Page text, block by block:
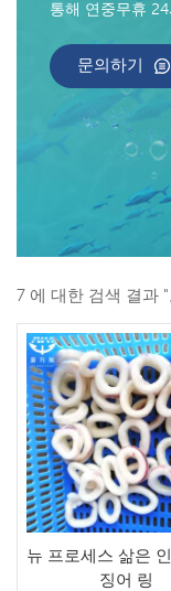
통해 연중무휴 24
문의하기
7 에 대한 검색 결과
뉴 프로세스 삶은
징어 링